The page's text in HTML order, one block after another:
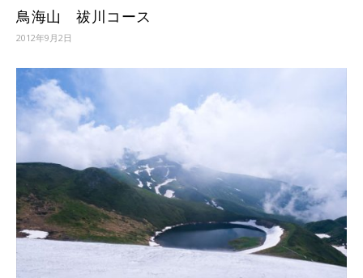
鳥海山 祓川コース
2012年9月2日